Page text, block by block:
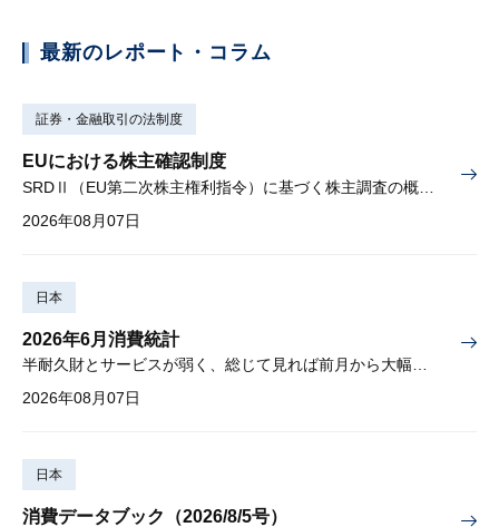
最新のレポート・コラム
証券・金融取引の法制度
EUにおける株主確認制度
2026年08月07日
日本
2026年6月消費統計
半耐久財とサービスが弱く、総じて見れば前月から大幅に減少
2026年08月07日
日本
消費データブック（2026/8/5号）